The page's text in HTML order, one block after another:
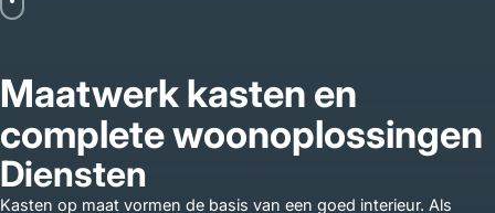
Maatwerk kasten en
complete woonoplossingen
Diensten
Kasten op maat vormen de basis van een goed interieur. Als